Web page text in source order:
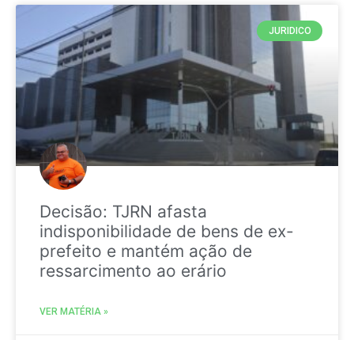
JURIDICO
Decisão: TJRN afasta
indisponibilidade de bens de ex-
prefeito e mantém ação de
ressarcimento ao erário
VER MATÉRIA »